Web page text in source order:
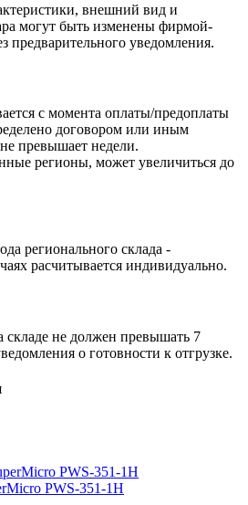
внешний вид и
могут быть изменены фирмой-
предварительного уведомления.
с момента оплаты/предоплаты
договором или иным
превышает недели.
регионы, может увеличиться до
регионального склада -
расчитывается индивидуально.
складе не должен превышать 7
о готовности к отгрузке.
PWS-351-1H